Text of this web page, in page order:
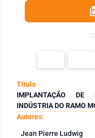
Título
IMPLANTAÇÃO DE
INDÚSTRIA DO RAMO
Autores:
Jean Pierre Ludwig